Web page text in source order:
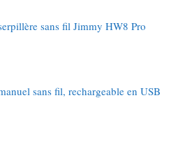
sans fil Jimmy HW8 Pro
sans fil, rechargeable en USB